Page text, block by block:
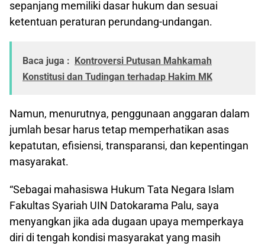
sepanjang memiliki dasar hukum dan sesuai
ketentuan peraturan perundang-undangan.
Baca juga : Kontroversi Putusan Mahkamah
Konstitusi dan Tudingan terhadap Hakim MK
Namun, menurutnya, penggunaan anggaran dalam
jumlah besar harus tetap memperhatikan asas
kepatutan, efisiensi, transparansi, dan kepentingan
masyarakat.
“Sebagai mahasiswa Hukum Tata Negara Islam
Fakultas Syariah UIN Datokarama Palu, saya
menyangkan jika ada dugaan upaya memperkaya
diri di tengah kondisi masyarakat yang masih